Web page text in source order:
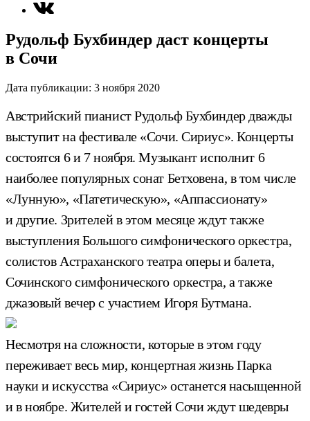
Рудольф Бухбиндер даст концерты
в Сочи
Дата публикации: 3 ноября 2020
Австрийский пианист Рудольф Бухбиндер дважды
выступит на фестивале «Сочи. Сириус». Концерты
состоятся 6 и 7 ноября. Музыкант исполнит 6
наиболее популярных сонат Бетховена, в том числе
«Лунную», «Патетическую», «Аппассионату»
и другие. Зрителей в этом месяце ждут также
выступления Большого симфонического оркестра,
солистов Астраханского театра оперы и балета,
Сочинского симфонического оркестра, а также
джазовый вечер с участием Игоря Бутмана.
Несмотря на сложности, которые в этом году
переживает весь мир, концертная жизнь Парка
науки и искусства «Сириус» останется насыщенной
и в ноябре. Жителей и гостей Сочи ждут шедевры